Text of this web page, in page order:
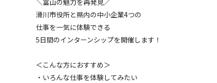
＼富山の魅力を再発見／
滑川市役所と県内の中小企業4つの
仕事を一気に体験できる
5日間のインターンシップを開催します！
＜こんな方におすすめ＞
・いろんな仕事を体験してみたい